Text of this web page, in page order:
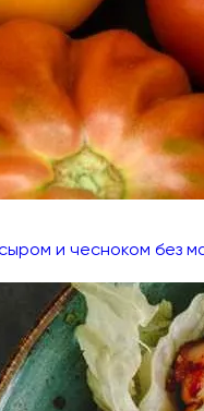
сыром и чесноком без